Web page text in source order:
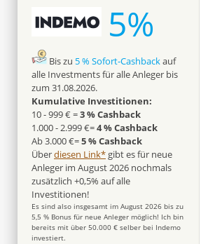
5%
Bis zu 5 % Sofort-Cashbackauf
alle Investments für alle Anleger bis
zum 31.08.2026.
Kumulative Investitionen:
10 - 999 € =3 % Cashback
1.000 - 2.999 €=4 % Cashback
Ab 3.000 €=5 % Cashback
Überdiesen Link* gibt es für neue
Anleger im August 2026 nochmals
zusätzlich +0,5% auf alle
Investitionen!
Es sind also insgesamt im August 2026 bis zu
5,5 % Bonus für neue Anleger möglich! Ich bin
bereits mit über 50.000 € selber bei Indemo
investiert.